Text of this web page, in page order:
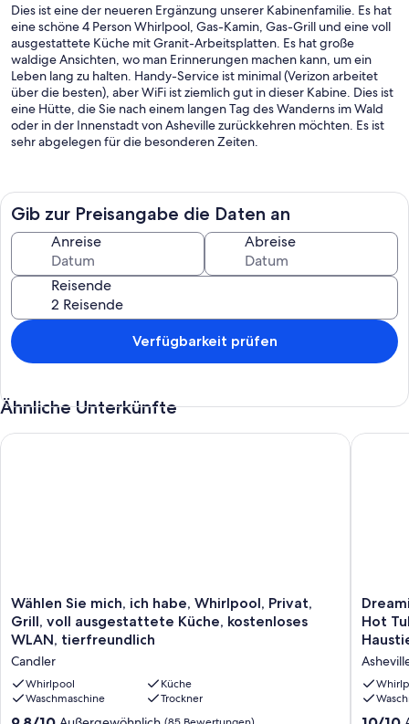
Dies ist eine der neueren Ergänzung unserer Kabinenfamilie. Es hat
eine schöne 4 Person Whirlpool, Gas-Kamin, Gas-Grill und eine voll
ausgestattete Küche mit Granit-Arbeitsplatten. Es hat große
waldige Ansichten, wo man Erinnerungen machen kann, um ein
Leben lang zu halten. Handy-Service ist minimal (Verizon arbeitet
über die besten), aber WiFi ist ziemlich gut in dieser Kabine. Dies ist
eine Hütte, die Sie nach einem langen Tag des Wanderns im Wald
oder in der Innenstadt von Asheville zurückkehren möchten. Es ist
sehr abgelegen für die besonderen Zeiten.
Gib zur Preisangabe die Daten an
Anreise Abreise
Reisende
Verfügbarkeit prüfen
Ähnliche Unterkünfte
Wählen
Sie
mich,
ich
habe,
Whirlpool,
Privat,
Grill,
Wählen Sie mich, ich habe, Whirlpool, Privat,
Grill, voll ausgestattete Küche, kostenloses
WLAN, tierfreundlich
Candler
Whirlpool
Küche
Waschmaschine
Trockner
9.8
Wählen Sie mich, ich habe, Whirlpool, Privat, Grill, voll
Dreamin
Höhle
Groß
für
Eigene
Hot
Tub,
Hot
10.0